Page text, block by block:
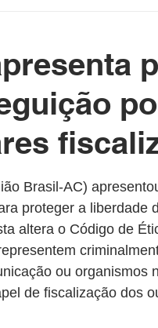
Governo do Acre
DeolhonaPolítica
Brasil-AC)
proteger a liberdade
altera o Código de
ou organismos
de fiscalização dos